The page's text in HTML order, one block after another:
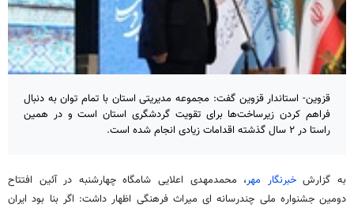
قزوین- استاندار قزوین گفت: مجموعه مدیریتی استان با تمام توان به دنبال
فراهم کردن زیرساخت‌ها برای تقویت گردشگری استان است و در همین
راستا در ۲ سال گذشته اقدامات زیادی انجام شده است.
به گزارشخبرنگار مهر، محمدمهدی اعلایی شامگاه چهارشنبه در آئین افتتاح
دومین جشنواره ملی چندرسانه ای میراث فرهنگی اظهار داشت: اگر بنا بود ایران